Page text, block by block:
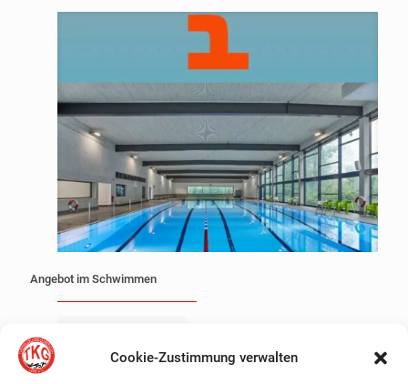
Cookie-Zustimmung verwalten
Angebot im Schwimmen